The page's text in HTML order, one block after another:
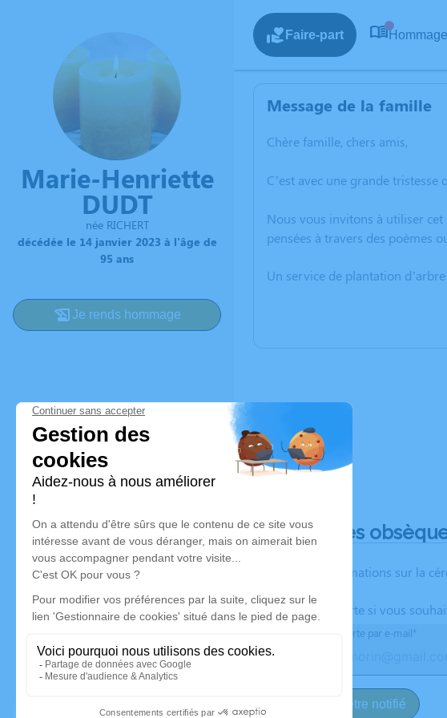
Marie-Henriette
DUDT
née RICHERT
décédée le 14 janvier 2023 à l'âge de
95 ans
Je rends hommage
Faire-part
Message de la famille
Chère famille, chers amis,
C’est avec une grande
Nous vous invitons à utiliser
pensées à travers des poèmes
Un service de plantation
Déroulé des
Les informations sur la
Activez une alerte si vous
Recevoir une alerte par e-mail*
Je veux être notifié